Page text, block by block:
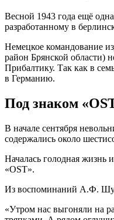
Весной 1943 года ещё
разработанному в
Немецкое командование
район Брянской области)
Прибалтику. Так как в
в Германию.
Под знаком «
В начале сентября
содержались около
Началась голодная жизнь
«OST».
Из воспоминаний А.Ф.
«Утром нас выгоняли на